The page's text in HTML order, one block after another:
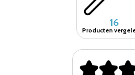
16
Producten